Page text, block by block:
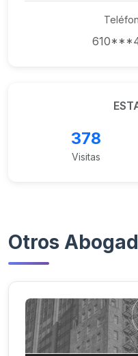
378
Visitas
Otros